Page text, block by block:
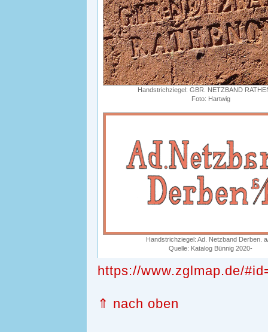
Handstrichziegel: GBR. NETZBAND
Foto: Hartwig
Handstrichziegel: Ad. Netzband Derben.
Quelle: Katalog Bünnig 2020-
https://www.zglmap.de/
⇑ nach oben